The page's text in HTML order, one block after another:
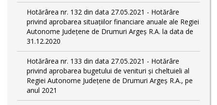
Hotărârea nr. 132 din data 27.05.2021 - Hotărâre
privind aprobarea situațiilor financiare anuale ale Regiei
Autonome Județene de Drumuri Argeș R.A. la data de
31.12.2020
Hotărârea nr. 133 din data 27.05.2021 - Hotărâre
privind aprobarea bugetului de venituri și cheltuieli al
Regiei Autonome Județene de Drumuri Argeș R.A., pe
anul 2021